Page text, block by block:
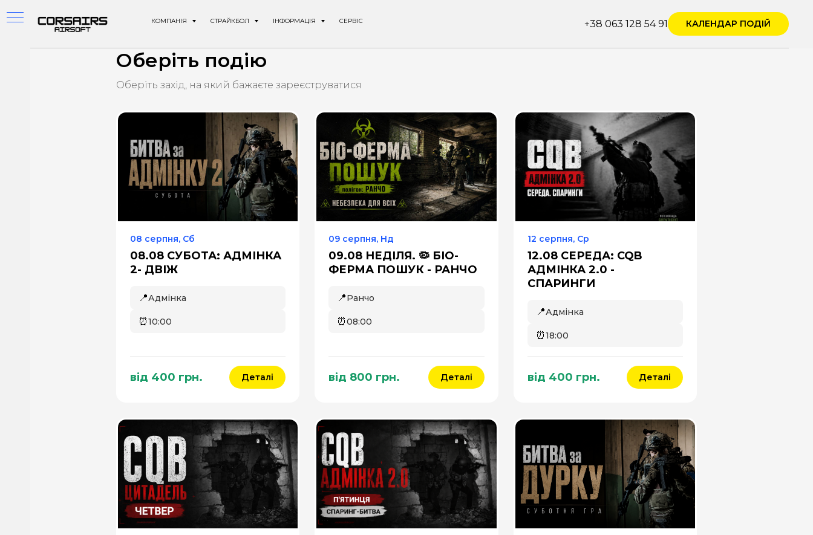
КОМПАНІЯ СТРАЙКБОЛ ІНФОРМАЦІЯ СЕРВІС +38 063 128 54 91 КАЛЕНДАР ПОДІЙ
Оберіть подію
Оберіть захід, на який бажаєте зареєструватися
08 серпня, Сб
08.08 СУБОТА: АДМІНКА
2- ДВІЖ
📍Адмінка
⏰10:00
від 400 грн. Деталі
09 серпня, Нд
09.08 НЕДІЛЯ. 🦠 БІО-
ФЕРМА ПОШУК - РАНЧО
📍Ранчо
⏰08:00
від 800 грн. Деталі
12 серпня, Ср
12.08 СЕРЕДА: CQB
АДМІНКА 2.0 -
СПАРИНГИ
📍Адмінка
⏰18:00
від 400 грн. Деталі